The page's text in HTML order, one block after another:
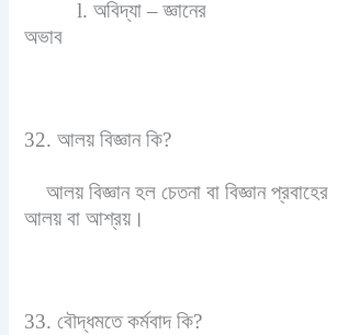
l. অবিদ্যা – জ্ঞানের
অভাব
32. আলয় বিজ্ঞান কি?
আলয় বিজ্ঞান হল চেতনা বা বিজ্ঞান প্রবাহের
আলয় বা আশ্রয়।
33. বৌদ্ধমতে কর্মবাদ কি?